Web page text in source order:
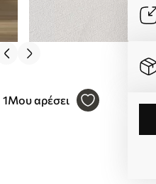
1Μου αρέσει